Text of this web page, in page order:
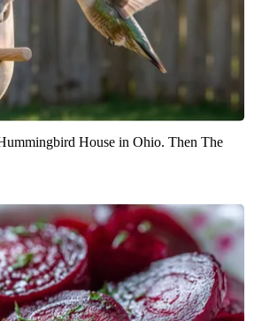
House in Ohio. Then The